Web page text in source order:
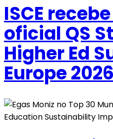
ISCE
oficial QS
Higher Ed
Europe 2026